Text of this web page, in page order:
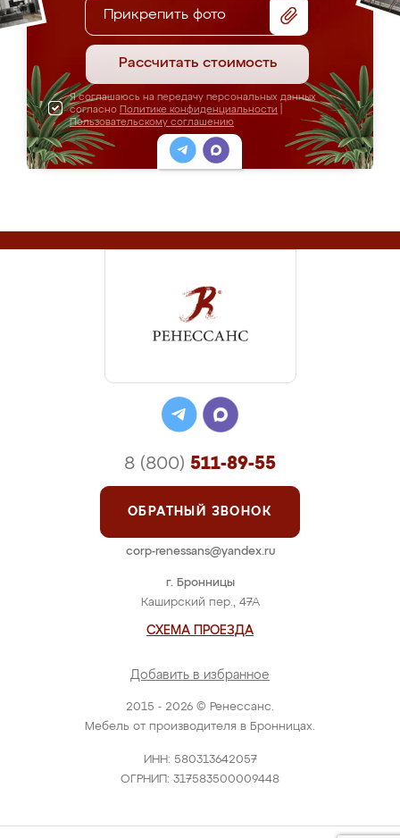
Прикрепить фото
Рассчитать стоимость
Я соглашаюсь на передачу персональных данных
согласно Политике конфиденциальности
Пользовательскому соглашению
2015 - 2026 © Ренессанс.
Мебель от производителя в Бронницах.
ИНН: 580313642057
ОГРНИП: 317583500009448
г. Бронницы
Каширский пер., 47А
СХЕМА ПРОЕЗДА
Добавить в избранное
8 (800) 511-89-55
ОБРАТНЫЙ ЗВОНОК
corp-renessans@yandex.ru